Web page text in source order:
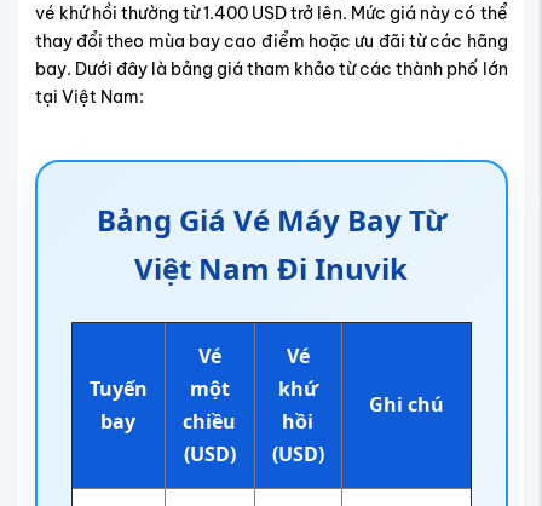
vé khứ hồi thường từ 1.400 USD trở lên. Mức giá này có thể
thay đổi theo mùa bay cao điểm hoặc ưu đãi từ các hãng
bay. Dưới đây là bảng giá tham khảo từ các thành phố lớn
tại Việt Nam:
Bảng Giá Vé Máy Bay Từ
Việt Nam Đi Inuvik
Tuyến
bay
Vé
một
chiều
(USD)
Vé
khứ
hồi
(USD)
Ghi chú